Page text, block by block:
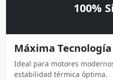
100%
Máxima Tecnología
Ideal para motores
estabilidad térmica óptima.